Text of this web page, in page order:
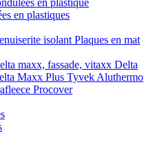
en plastique
en plastiques
isolant Plaques en mat
maxx, fassade, vitaxx Delta
Maxx Plus Tyvek Aluthermo
Procover